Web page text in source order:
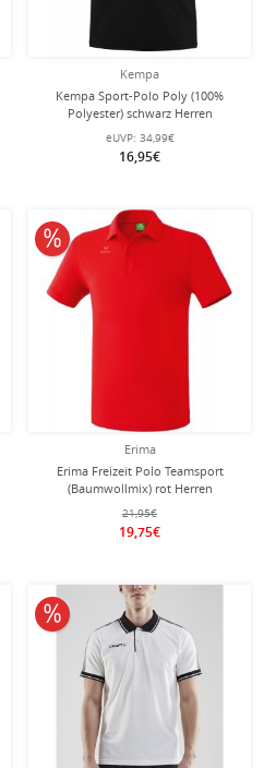
Kempa
Kempa Sport-Polo Poly (100%
Polyester) schwarz Herren
eUVP: 34,99€
16,95€
Erima
Erima Freizeit Polo Teamsport
(Baumwollmix) rot Herren
21,95€
19,75€
10% reduziert
10% reduziert